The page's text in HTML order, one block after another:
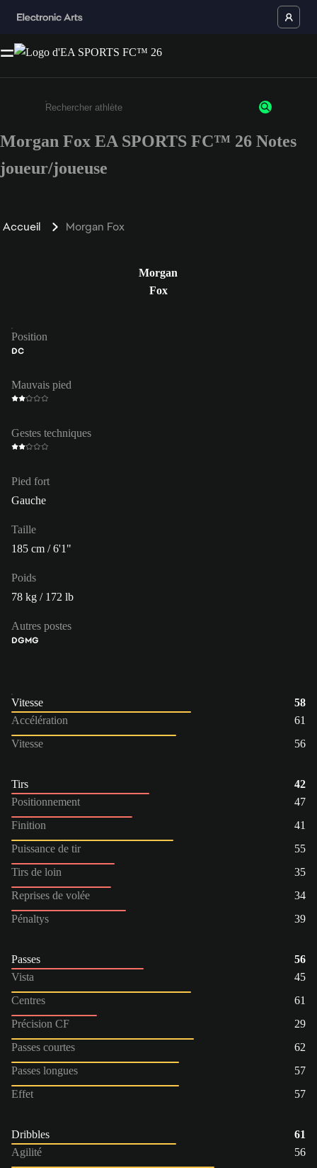
Saisissez au moins 3 caractères ou chiffres.
Morgan Fox EA SPORTS FC™ 26 Notes
joueur/joueuse
Accueil Morgan Fox
Morgan
Fox
Position
DC
Mauvais pied
Gestes techniques
Pied fort
Gauche
Taille
185 cm / 6'1"
Poids
78 kg / 172 lb
Autres postes
DGMG
Vitesse
58
Accélération
61
Vitesse
56
Tirs
42
Positionnement
47
Finition
41
Puissance de tir
55
Tirs de loin
35
Reprises de volée
34
Pénaltys
39
Passes
56
Vista
45
Centres
61
Précision CF
29
Passes courtes
62
Passes longues
57
Effet
57
Dribbles
61
Agilité
56